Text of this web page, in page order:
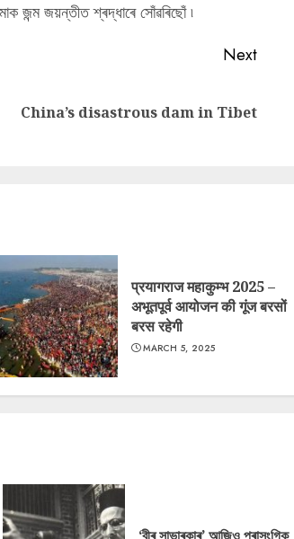
জন্ম জয়ন্তীত শ্ৰদ্ধাৰে সোঁৱৰিছোঁ ৷
Next
China’s disastrous dam in Tibet
प्रयागराज महाकुम्भ 2025 –
अभूतपूर्व आयोजन की गूंज बरसों
बरस रहेगी
MARCH 5, 2025